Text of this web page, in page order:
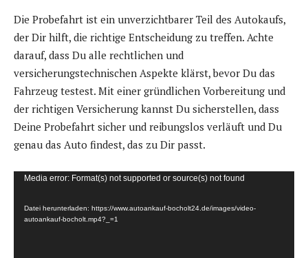
Die Probefahrt ist ein unverzichtbarer Teil des Autokaufs,
der Dir hilft, die richtige Entscheidung zu treffen. Achte
darauf, dass Du alle rechtlichen und
versicherungstechnischen Aspekte klärst, bevor Du das
Fahrzeug testest. Mit einer gründlichen Vorbereitung und
der richtigen Versicherung kannst Du sicherstellen, dass
Deine Probefahrt sicher und reibungslos verläuft und Du
genau das Auto findest, das zu Dir passt.
Media error: Format(s) not supported or source(s) not found
Datei herunterladen: https://www.autoankauf-bocholt24.de/images/video-
autoankauf-bocholt.mp4?_=1